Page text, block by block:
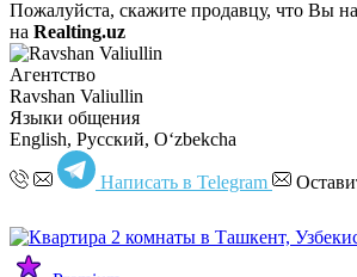
Пожалуйста, скажите продавцу, что Вы
на Realting.uz
Агентство
Ravshan Valiullin
Языки общения
English, Русский, Oʻzbekcha
Написать в Telegram